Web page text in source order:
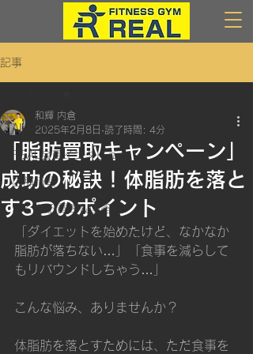
記事
All Posts
REAL会員インタビュー
店舗情報
よくある質問＆回答
レッスンスケージュールお知らせ
「脂肪買取キャンペーン」
成功の秘訣！体脂肪を落と
す3つのポイント
和輝 内倉
2025年2月8日 読了時間: 4分
「ダイエットを始めたけど、なかなか
脂肪が落ちない…」「食事を減らして
もリバウンドしちゃう…」
こんな悩み、ありませんか？
体脂肪を落とすためには、ただ食事を